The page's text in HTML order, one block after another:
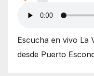
Escucha en vivo La
desde Puerto